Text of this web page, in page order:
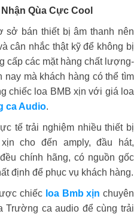
Qùa Cực Cool
sở bán thiết bị âm thanh nên
cân nhắc thật kỹ để không bị
cấp các mặt hàng chất lượng-
nay mà khách hàng có thể tìm
chiếc loa BMB xịn với giá loa
ca Audio.
tế trải nghiệm nhiều thiết bị
cho đến amply, đầu hát,
chính hãng, có nguồn gốc
định để phục vụ khách hàng.
chiếc loa Bmb xịn chuyên
Trường ca audio để cùng trải